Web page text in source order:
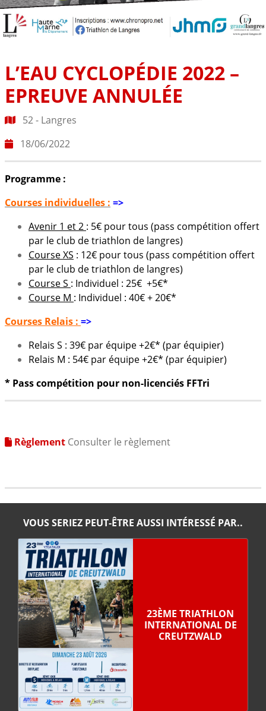
L’EAU CYCLOPÉDIE 2022 –
EPREUVE ANNULÉE
52 - Langres
18/06/2022
Programme :
Courses individuelles : =>
Avenir 1 et 2 : 5€ pour tous (pass compétition offert
par le club de triathlon de langres)
Course XS : 12€ pour tous (pass compétition offert
par le club de triathlon de langres)
Course S : Individuel : 25€ +5€*
Course M : Individuel : 40€ + 20€*
Courses Relais : =>
Relais S : 39€ par équipe +2€* (par équipier)
Relais M : 54€ par équipe +2€* (par équipier)
* Pass compétition pour non-licenciés FFTri
Règlement Consulter le règlement
VOUS SERIEZ PEUT-ÊTRE AUSSI INTÉRESSÉ PAR..
23ÈME TRIATHLON
INTERNATIONAL DE
CREUTZWALD